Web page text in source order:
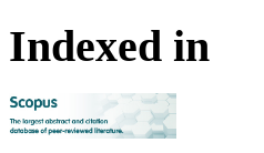
Indexed in